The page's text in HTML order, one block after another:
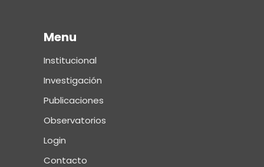
Menu
Institucional
Investigación
Publicaciones
Observatorios
Login
Contacto